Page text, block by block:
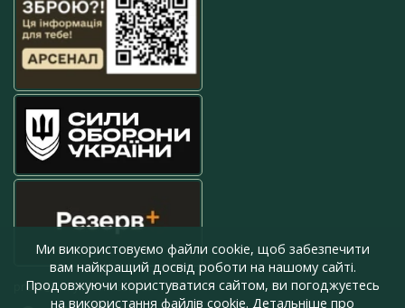
press@armyinform.com.ua
Ми використовуємо файли cookie, щоб забезпечити
вам найкращий досвід роботи на нашому сайті.
Продовжуючи користуватися сайтом, ви погоджуєтесь
на використання файлів cookie. Детальніше про